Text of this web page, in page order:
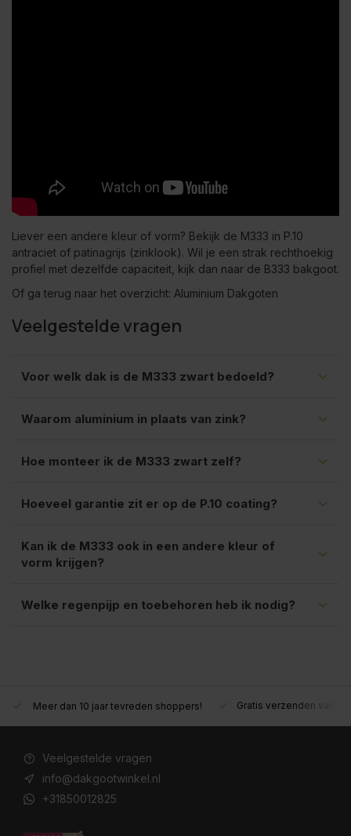
Liever een andere kleur of vorm? Bekijk de M333 in P.10
antraciet of patinagrijs (zinklook). Wil je een strak rechthoekig
profiel met dezelfde capaciteit, kijk dan naar de B333 bakgoot.
Of ga terug naar het overzicht: Aluminium Dakgoten
Veelgestelde vragen
Voor welk dak is de M333 zwart bedoeld?
Waarom aluminium in plaats van zink?
Hoe monteer ik de M333 zwart zelf?
Hoeveel garantie zit er op de P.10 coating?
Kan ik de M333 ook in een andere kleur of
vorm krijgen?
Welke regenpijp en toebehoren heb ik nodig?
Gratis verzenden vanaf €200,- excl. btw Deskundig advies!
Veelgestelde vragen
info@dakgootwinkel.nl
+31850012825